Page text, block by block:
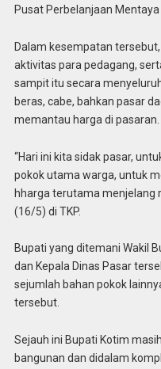
Pusat Perbelanjaan
Dalam kesempatan
aktivitas para pedagang,
sampit itu secara
beras, cabe, bahkan pasar
memantau harga di pasaran.
“Hari ini kita sidak pasar,
pokok utama warga, untuk
hharga terutama menjelang
(16/5) di TKP.
Bupati yang ditemani Wakil
dan Kepala Dinas Pasar
sejumlah bahan pokok
tersebut.
Sejauh ini Bupati Kotim
bangunan dan didalam